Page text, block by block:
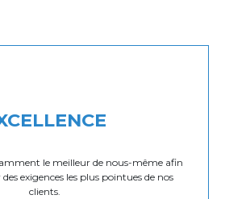
le meilleur de nous-même afin
exigences les plus pointues de nos
clients.